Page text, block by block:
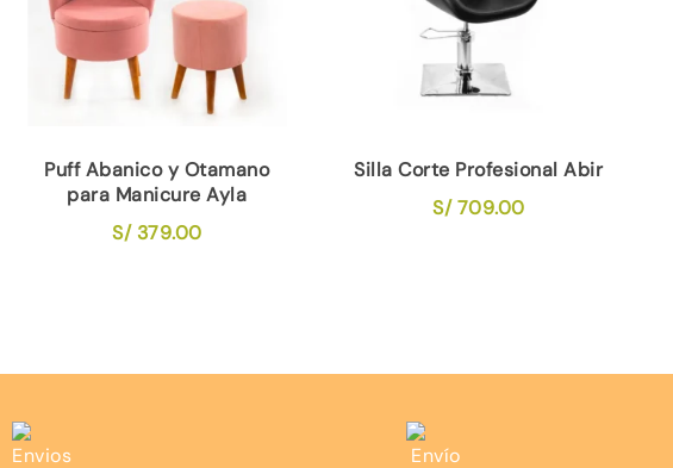
Puff Abanico y Otamano
para Manicure Ayla
S/379.00
Silla Corte Profesional Abir
S/709.00